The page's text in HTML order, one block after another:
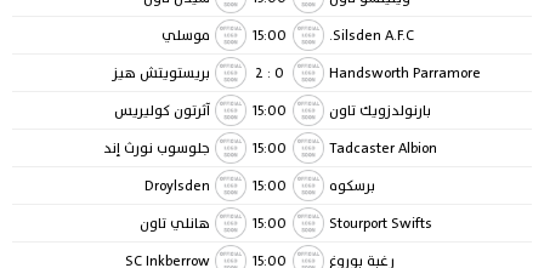
Silsden A.F.C.
15:00
موسلي
Handsworth Parramore
0
:
2
بريستويتش هيز
بارنولدزويك تاون
15:00
آثرتون كوليريس
Tadcaster Albion
15:00
جلوسوب نورث إند
برسكوه
15:00
Droylsden
Stourport Swifts
15:00
هانلي تاون
رغبة بوروغ
15:00
SC Inkberrow